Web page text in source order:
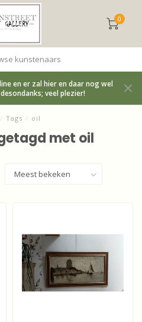
0
kunstenaars
en er zal hier en daar nog wel
veel plezier!
/ Tags / oil
met oil